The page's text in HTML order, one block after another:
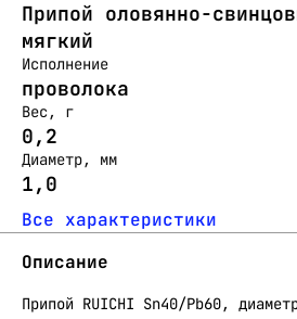
Припой оловянно-
мягкий
Исполнение
проволока
Вес, г
0,2
Диаметр, мм
1,0
Все характеристики
Описание
Припой RUICHI Sn40/Pb60,